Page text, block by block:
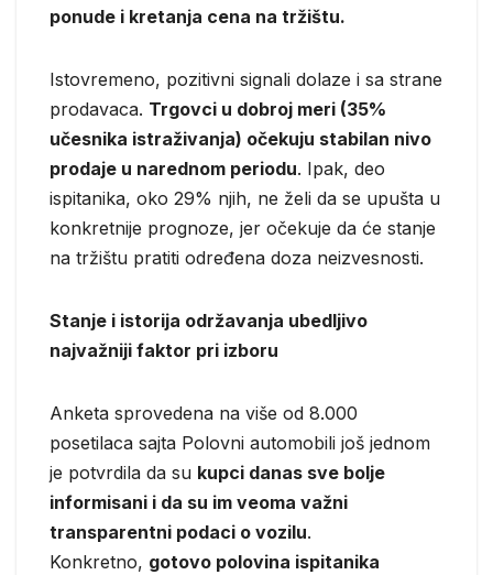
ponude i kretanja cena na tržištu.
Istovremeno, pozitivni signali dolaze i sa strane
prodavaca. Trgovci u dobroj meri (35%
učesnika istraživanja) očekuju stabilan nivo
prodaje u narednom periodu. Ipak, deo
ispitanika, oko 29% njih, ne želi da se upušta u
konkretnije prognoze, jer očekuje da će stanje
na tržištu pratiti određena doza neizvesnosti.
Stanje i istorija održavanja ubedljivo
najvažniji faktor pri izboru
Anketa sprovedena na više od 8.000
posetilaca sajta Polovni automobili još jednom
je potvrdila da su kupci danas sve bolje
informisani i da su im veoma važni
transparentni podaci o vozilu.
Konkretno, gotovo polovina ispitanika